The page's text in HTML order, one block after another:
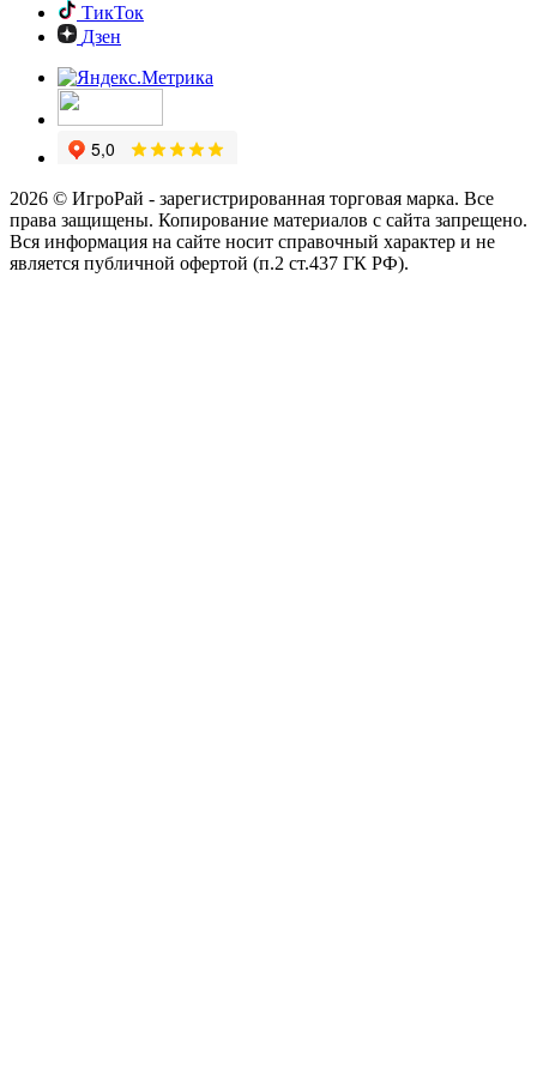
ТикТок
Дзен
2026 © ИгроРай - зарегистрированная торговая марка. Все
права защищены. Копирование материалов с сайта запрещено.
Вся информация на сайте носит справочный характер и не
является публичной офертой (п.2 ст.437 ГК РФ).